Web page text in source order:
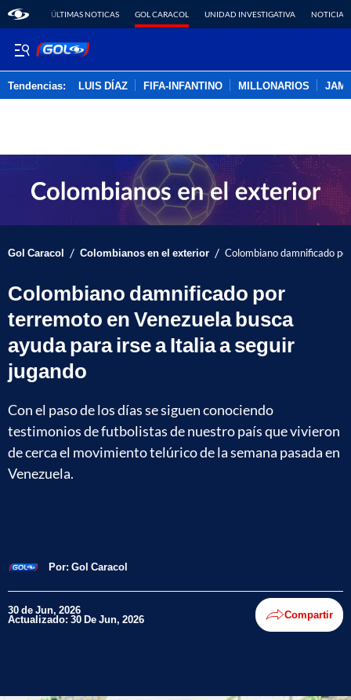
ÚLTIMAS NOTICAS GOL CARACOL UNIDAD INVESTIGATIVA NOTICIAS
Tendencias: LUIS DÍAZ FIFA-INFANTINO MILLONARIOS
Gol Caracol / Colombianos en el exterior / Colombiano damnificado
Colombiano damnificado por
terremoto en Venezuela busca
ayuda para irse a Italia a seguir
jugando
Con el paso de los días se siguen conociendo
testimonios de futbolistas de nuestro país que vivieron
de cerca el movimiento telúrico de la semana pasada en
Venezuela.
Por: Gol Caracol
30 de Jun, 2026
Actualizado: 30 De Jun, 2026 Compartir